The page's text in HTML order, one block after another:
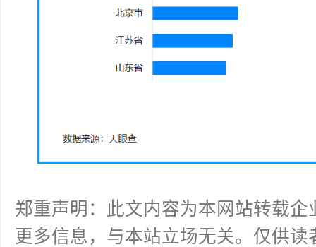
郑重声明：此文内容为本网站转载
更多信息，与本站立场无关。仅供